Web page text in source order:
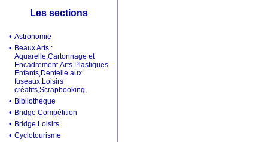
Les sections
• Astronomie
• Beaux Arts :
Aquarelle,Cartonnage et
Encadrement,Arts Plastiques
Enfants,Dentelle aux
fuseaux,Loisirs
créatifs,Scrapbooking,
• Bibliothèque
• Bridge Compétition
• Bridge Loisirs
• Cyclotourisme